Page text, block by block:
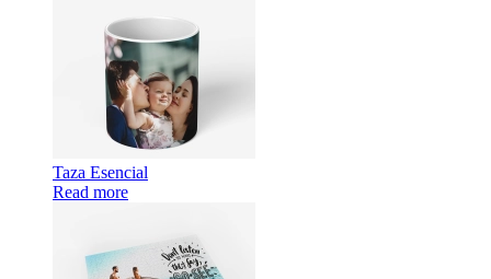
Taza Esencial
Read more